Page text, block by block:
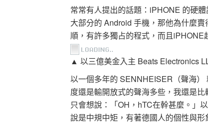
常常有人提出的話題：iPHONE 的硬
大部分的 Android 手機，那他為什麼
順，有許多獨占的程式，而且iPHONE
▲ 以三億美金入主 Beats Electronics
以一個多年的 SENNHEISER（聲海
度還是輸開放式的聲海多些，我還是
只會想說：「OH，hTC在幹甚麼。」
說是中規中矩，有著德國人的個性與